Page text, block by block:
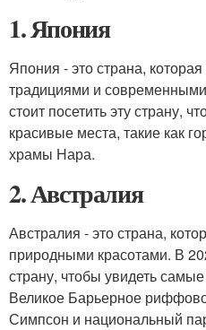
1. Япония
Япония - это страна,
традициями и
стоит посетить эту страну,
красивые места, такие как
храмы Нара.
2. Австралия
Австралия - это страна,
природными красотами. В
страну, чтобы увидеть
Великое Барьерное
Симпсон и национальный